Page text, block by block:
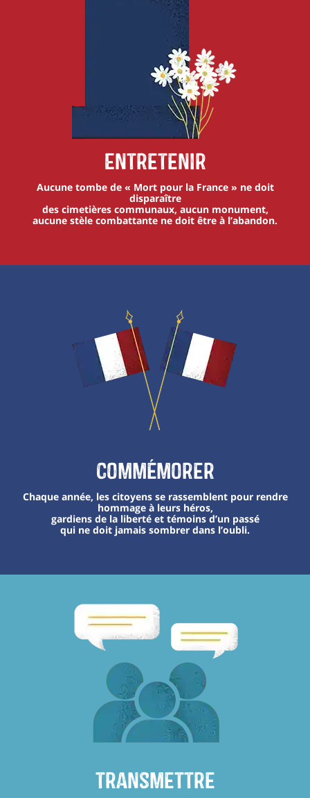
Entretenir
Aucune tombe de « Mort pour la France » ne doit
disparaître
des cimetières communaux, aucun monument,
aucune stèle combattante ne doit être à l’abandon.
Commémorer
Chaque année, les citoyens se rassemblent pour rendre
hommage à leurs héros,
gardiens de la liberté et témoins d’un passé
qui ne doit jamais sombrer dans l’oubli.
transmettre